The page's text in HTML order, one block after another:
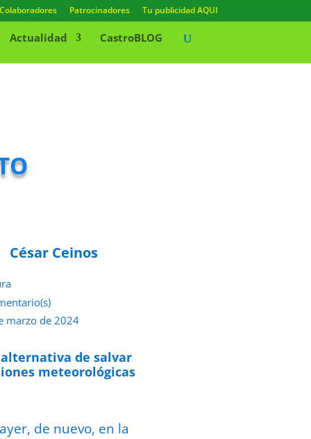
Colaboradores Patrocinadores Tu publicidad AQUI
Actualidad CastroBLOG
César Ceinos
marzo de 2024
de salvar
meteorológicas
de nuevo, en la